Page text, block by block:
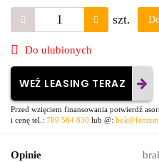
szt.
Do ulubionych
WEŹ LEASING TERAZ
Przed wzięciem finansowania potwierdź
i cenę tel.: 789 564 830 lub @:
Opinie